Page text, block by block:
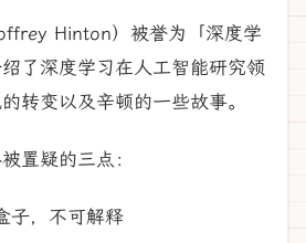
Hinton）被誉为「深度学
了深度学习在人工智能研究领
转变以及辛顿的一些故事。
置疑的三点：
子，不可解释